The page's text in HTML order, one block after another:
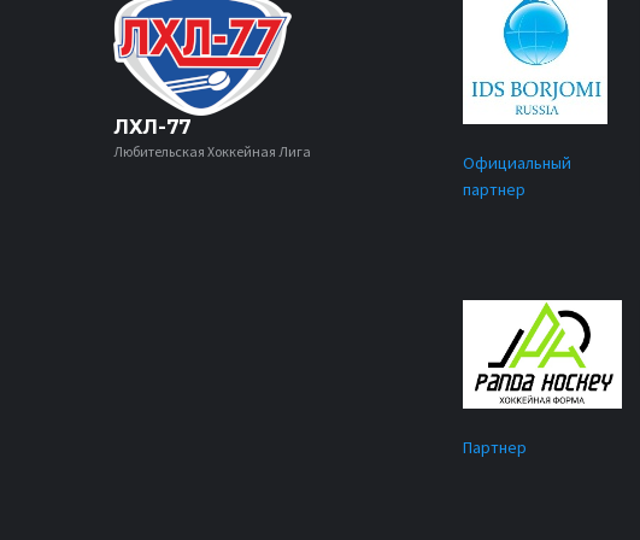
ЛХЛ-77
Любительская Хоккейная Лига
Официальный
партнер
Партнер